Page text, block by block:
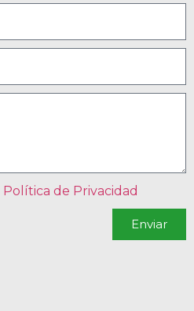
Política de Privacidad
Enviar